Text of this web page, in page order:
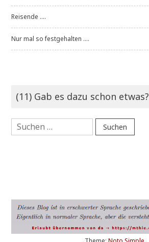
Reisende ....
Nur mal so festgehalten ....
(11) Gab es dazu schon etwas?
Suchen
nach: